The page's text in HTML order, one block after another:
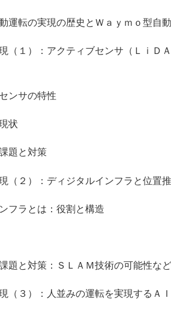
の実現の歴史とＷａｙｍｏ型自動
１）：アクティブセンサ（ＬｉＤ
サの特性
状
と対策
２）：ディジタルインフラと位置
とは：役割と構造
対策：ＳＬＡＭ技術の可能性など
３）：人並みの運転を実現するＡ